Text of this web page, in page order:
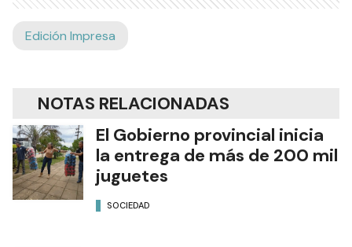
Edición Impresa
NOTAS RELACIONADAS
El Gobierno provincial inicia
la entrega de más de 200 mil
juguetes
SOCIEDAD